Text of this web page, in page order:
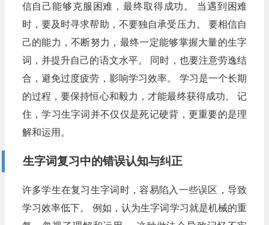
信自己能够克服困难，最终取得成功。 当遇到困难
时，要及时寻求帮助，不要独自承受压力。 要相信自
己的能力，不断努力，最终一定能够掌握大量的生字
词，并提升自己的语文水平。 同时，也要注意劳逸结
合，避免过度疲劳，影响学习效率。 学习是一个长期
的过程，要保持恒心和毅力，才能最终获得成功。 记
住，学习生字词并不仅仅是死记硬背，更重要的是理
解和运用。
生字词复习中的错误认知与纠正
许多学生在复习生字词时，容易陷入一些误区，导致
学习效率低下。 例如，认为生字词学习就是机械的重